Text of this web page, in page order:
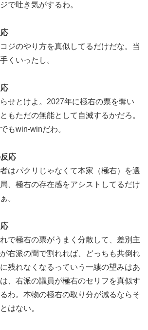
で吐き気がするわ。
ジのやり方を真似してるだけだな。当
くいったし。
せとけよ。2027年に極右の票を奪い
もただの無能として自滅するかだろ。
もwin-winだわ。
応
はパクリじゃなくて本家（極右）を選
、極右の存在感をアシストしてるだけ
。
で極右の票がうまく分散して、差別主
右派の間で割れれば、どっちも共倒れ
残れなくなるっていう一縷の望みはあ
、右派の議員が極右のセリフを真似す
わ。本物の極右の取り分が減るならそ
はない。